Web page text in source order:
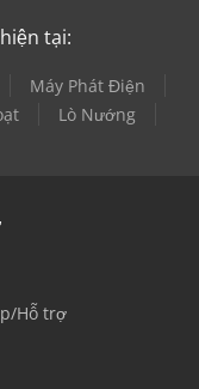
tại:
Máy Phát Điện
Lò Nướng
Hỗ trợ